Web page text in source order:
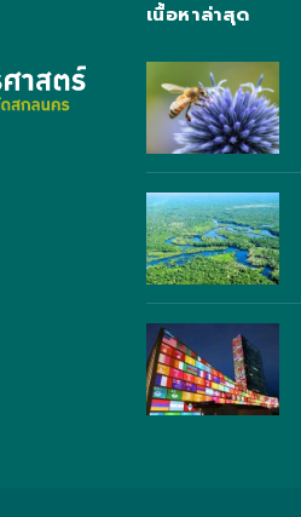
เนื้อหาล่าสุด